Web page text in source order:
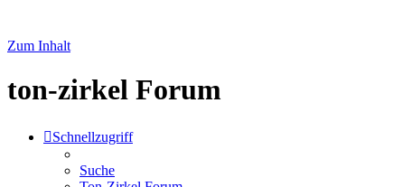
Zum Inhalt
ton-zirkel Forum
Schnellzugriff
Suche